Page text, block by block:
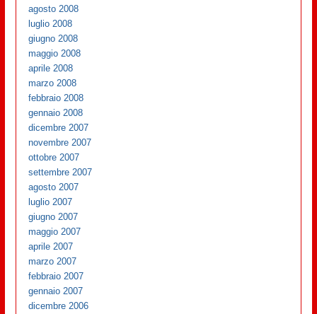
agosto 2008
luglio 2008
giugno 2008
maggio 2008
aprile 2008
marzo 2008
febbraio 2008
gennaio 2008
dicembre 2007
novembre 2007
ottobre 2007
settembre 2007
agosto 2007
luglio 2007
giugno 2007
maggio 2007
aprile 2007
marzo 2007
febbraio 2007
gennaio 2007
dicembre 2006